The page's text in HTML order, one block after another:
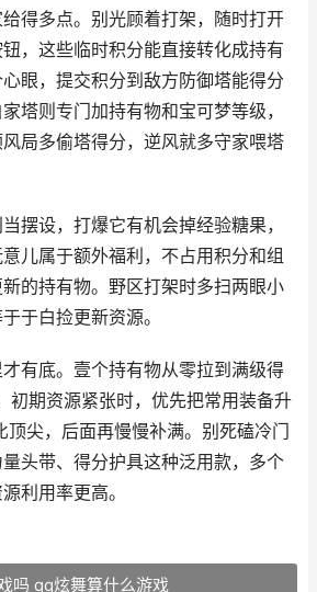
得多点。别光顾着打架，随时打开
，这些临时积分能直接转化成持有
眼，提交积分到敌方防御塔能得分
塔则专门加持有物和宝可梦等级，
局多偷塔得分，逆风就多守家喂塔
摆设，打爆它有机会掉经验糖果，
儿属于额外福利，不占用积分和组
的持有物。野区打架时多扫两眼小
于白捡更新资源。
有底。壹个持有物从零拉到满级得
初期资源紧张时，优先把常用装备升
顶尖，后面再慢慢补满。别死磕冷门
头带、得分护具这种泛用款，多个
利用率更高。
吗 qq炫舞算什么游戏